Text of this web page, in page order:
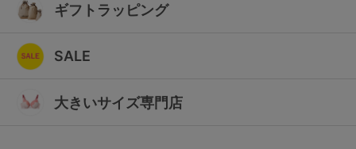
ギフトラッピング
SALE
大きいサイズ専門店